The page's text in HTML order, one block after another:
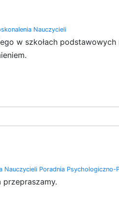
Nauczycieli
w szkołach
Nauczycieli Poradnia Psychologiczno-